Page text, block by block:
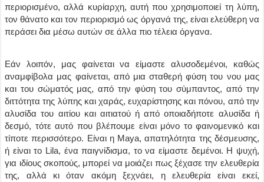
περιορισμένο, αλλά κυρίαρχη, αυτή που χρησιμοποιεί τη λύπη,
τον θάνατο και τον περιορισμό ως όργανά της, είναι ελεύθερη να
περάσει δια μέσω αυτών σε άλλα πιο τέλεια όργανα.
Εάν λοιπόν, μας φαίνεται να είμαστε αλυσοδεμένοι, καθώς
αναμφίβολα μας φαίνεται, από μια σταθερή φύση του νου μας
και του σώματός μας, από την φύση του σύμπαντος, από την
διττότητα της λύπης και χαράς, ευχαρίστησης και πόνου, από την
αλυσίδα του αιτίου και αιτιατού ή από οποιαδήποτε αλυσίδα ή
δεσμό, τότε αυτό που βλέπουμε είναι μόνο το φαινομενικό και
τίποτε περισσότερο. Είναι η Maya, απατηλότητα της δέσμευσης,
ή είναι το Lila, ένα παιγνίδισμα, το να είμαστε δεμένοι. Η ψυχή,
για ιδίους σκοπούς, μπορεί να μοιάζει πως ξέχασε την ελευθερία
της, αλλά κι όταν ακόμη ξεχνάει, η ελευθερία είναι εκεί,